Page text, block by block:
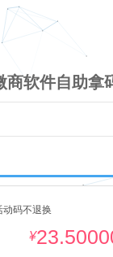
商软件自助拿
动码不退换
¥